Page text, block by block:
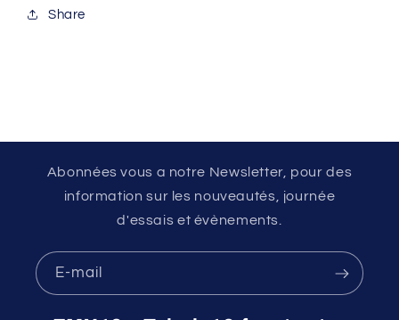
Share
Abonnées vous a notre Newsletter, pour des
information sur les nouveautés, journée
d'essais et évènements.
E-mail